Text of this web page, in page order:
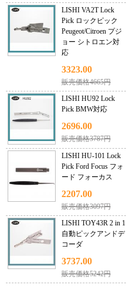
LISHI VA2T Lock
Pick ロックピック
Peugeot/Citroen プジ
ョー シトロエン対
応
3323.00
販売価格4665円
LISHI HU92 Lock
Pick BMW対応
2696.00
販売価格3787円
LISHI HU-101 Lock
Pick Ford Focus フォ
ード フォーカス
2207.00
販売価格3097円
LISHI TOY43R 2 in 1
自動ピックアンドデ
コーダ
3737.00
販売価格5242円